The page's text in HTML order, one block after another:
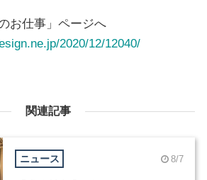
お仕事」ページへ
2020/12/12040/
関連記事
ニュース 8/7